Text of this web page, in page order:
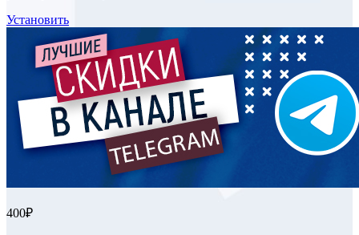
Установить
400₽